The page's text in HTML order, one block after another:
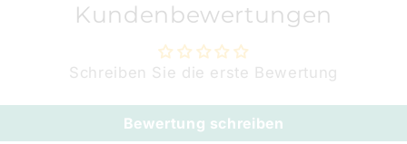
Kundenbewertungen
Schreiben Sie die erste Bewertung
Bewertung schreiben